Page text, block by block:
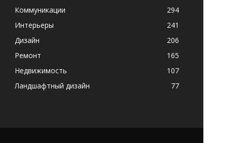
Коммуникации
294
Интерьеры
241
Дизайн
206
Ремонт
165
Недвижимость
107
Ландшафтный дизайн
77